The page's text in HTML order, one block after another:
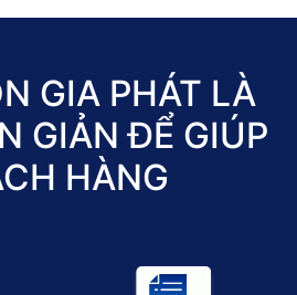
GIA PHÁT LÀ
GIẢN ĐỂ GIÚP
HÀNG